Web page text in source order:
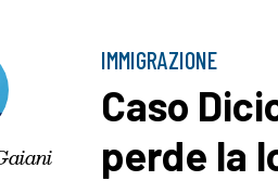
IMMIGRAZIONE
Caso
perde la